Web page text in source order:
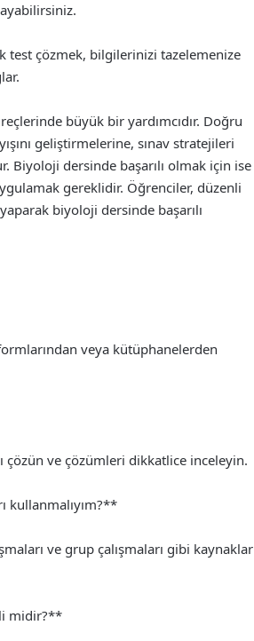
test çözmek, bilgilerinizi tazelemenize
büyük bir yardımcıdır. Doğru
geliştirmelerine, sınav stratejileri
Biyoloji dersinde başarılı olmak için ise
gereklidir. Öğrenciler, düzenli
biyoloji dersinde başarılı
veya kütüphanelerden
çözün ve çözümleri dikkatlice inceleyin.
kullanmalıyım?**
ve grup çalışmaları gibi kaynaklar
midir?**